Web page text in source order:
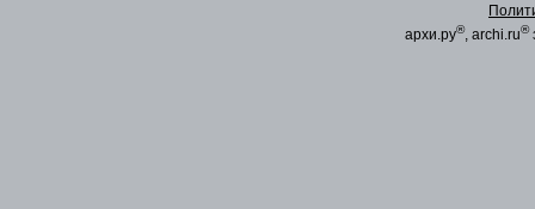
архи.ру®, archi.ru®